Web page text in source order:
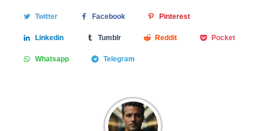
Twitter Facebook Pinterest
Linkedin Tumblr Reddit Pocket
Whatsapp Telegram